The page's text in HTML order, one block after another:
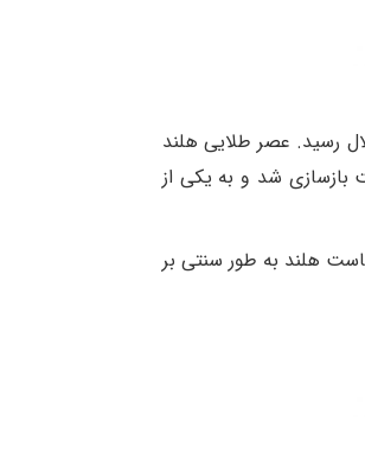
قرن شانزدهم، هلند تحت سلطه اسپانیا بود، اما پس از یک جنگ طولانی، در سال ۱۶۴۸ به استقلال رسید. عصر طلایی هلند
بازسازی شد و به یکی از
هلند به طور سنتی بر